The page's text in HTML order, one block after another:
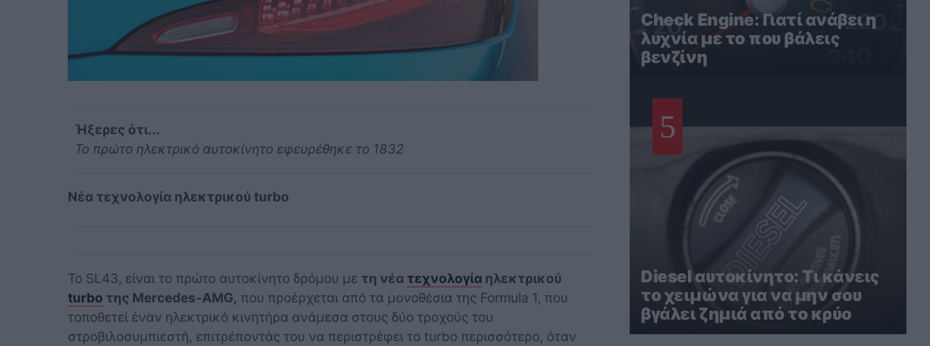
Ήξερες ότι...
Το πρώτο ηλεκτρικό αυτοκίνητο εφευρέθηκε το 1832
Nέα τεχνολογία ηλεκτρικού turbo
Το SL43, είναι το πρώτο αυτοκίνητο δρόμου με τη νέα τεχνολογίαηλεκτρικού
turbo της Mercedes-AMG, που προέρχεται από τα μονοθέσια της Formula 1, που
τοποθετεί έναν ηλεκτρικό κινητήρα ανάμεσα στους δύο τροχούς του
στροβιλοσυμπιεστή, επιτρέποντάς του να περιστρέφει το turbo περισσότερο, όταν
Check Engine: Γιατί ανάβει η
λυχνία με το που βάλεις
βενζίνη
5
Diesel αυτοκίνητο: Τι κάνεις
το χειμώνα για να μην σου
βγάλει ζημιά από το κρύο